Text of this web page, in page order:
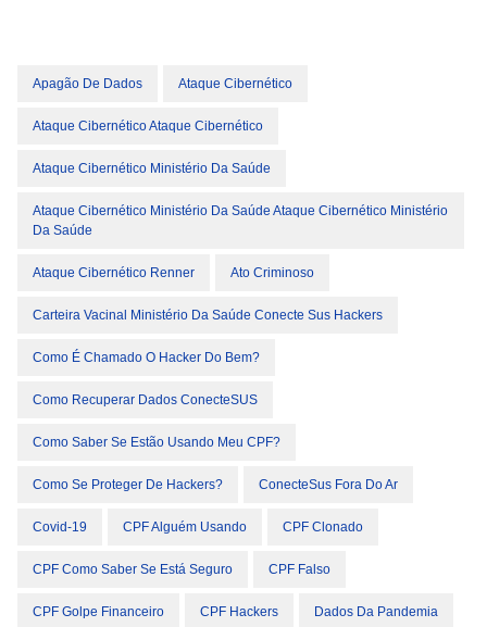
Apagão De Dados Ataque Cibernético
Ataque Cibernético Ataque Cibernético
Ataque Cibernético Ministério Da Saúde
Ataque Cibernético Ministério Da Saúde Ataque Cibernético Ministério
Da Saúde
Ataque Cibernético Renner Ato Criminoso
Carteira Vacinal Ministério Da Saúde Conecte Sus Hackers
Como É Chamado O Hacker Do Bem?
Como Recuperar Dados ConecteSUS
Como Saber Se Estão Usando Meu CPF?
Como Se Proteger De Hackers? ConecteSus Fora Do Ar
Covid-19 CPF Alguém Usando CPF Clonado
CPF Como Saber Se Está Seguro CPF Falso
CPF Golpe Financeiro CPF Hackers Dados Da Pandemia